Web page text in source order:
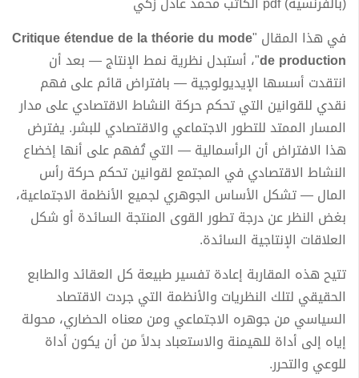
في هذا المقال "Critique étendue de la théorie du mode
de production"، أستبدل نظرية نمط الإنتاج — بعد أن
انتقدت أسسها الإيديولوجية — بافتراض قائم على فهم
نقدي للقوانين التي تحكم حركة النشاط الاقتصادي على مدار
المسار الممتد للتطور الاجتماعي والاقتصادي للبشر. يفترض
هذا الافتراض أن الرأسمالية — التي تُفهم على أنها إخضاع
النشاط الاقتصادي في المجتمع لقوانين تحكم حركة رأس
المال — تشكل الأساس الجوهري لجميع الأنظمة الاجتماعية،
بغض النظر عن درجة تطور القوى المنتجة السائدة أو شكل
العلاقات الإنتاجية السائدة.
تتيح هذه المقاربة إعادة تفسير طبيعة كل العقائد والطابع
الحقيقي لتلك النظريات والأنظمة التي جردت الاقتصاد
السياسي من جوهره الاجتماعي ومن معناه الحضاري، محولة
إياه إلى أداة للهيمنة والاستعباد بدلاً من أن يكون أداة
للوعي والتحرر.